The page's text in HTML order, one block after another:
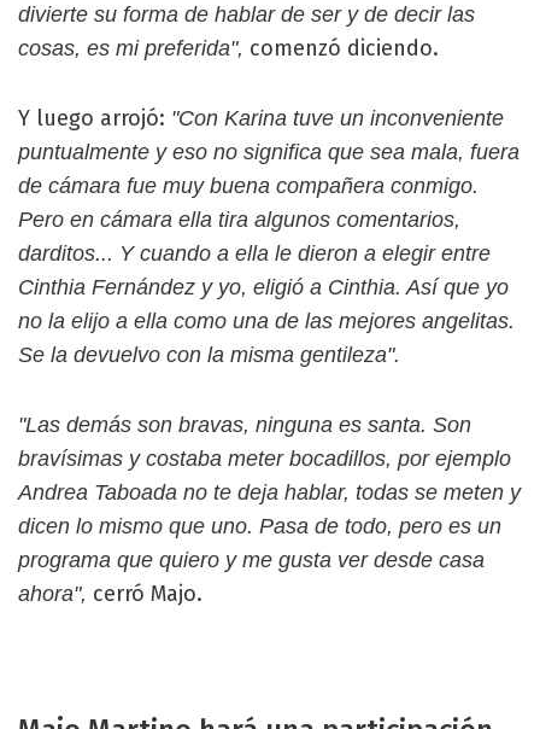
divierte su forma de hablar de ser y de decir las
cosas, es mi preferida", comenzó diciendo.
Y luego arrojó: "Con Karina tuve un inconveniente
puntualmente y eso no significa que sea mala, fuera
de cámara fue muy buena compañera conmigo.
Pero en cámara ella tira algunos comentarios,
darditos... Y cuando a ella le dieron a elegir entre
Cinthia Fernández y yo, eligió a Cinthia. Así que yo
no la elijo a ella como una de las mejores angelitas.
Se la devuelvo con la misma gentileza".
"Las demás son bravas, ninguna es santa. Son
bravísimas y costaba meter bocadillos, por ejemplo
Andrea Taboada no te deja hablar, todas se meten y
dicen lo mismo que uno. Pasa de todo, pero es un
programa que quiero y me gusta ver desde casa
ahora", cerró Majo.